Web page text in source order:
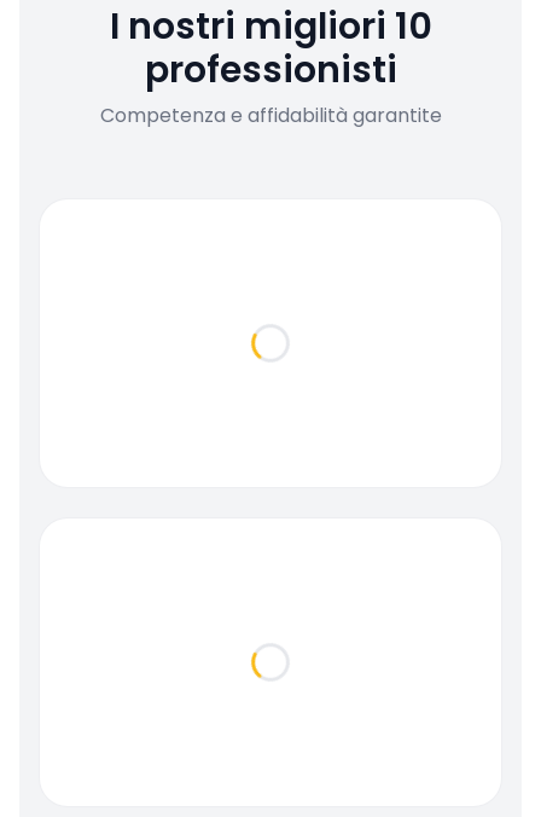
I nostri migliori 10
professionisti
Competenza e affidabilità garantite
Loading...
Loading...